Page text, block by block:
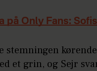
på Only Fans:
stemningen
et grin, og Sejr